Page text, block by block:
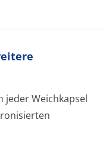
jeder Weichkapsel